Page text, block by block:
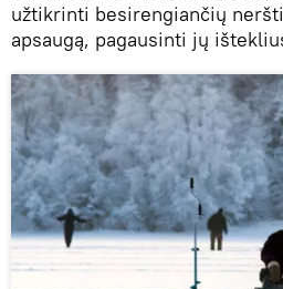
užtikrinti besirengiančių
apsaugą, pagausinti jų